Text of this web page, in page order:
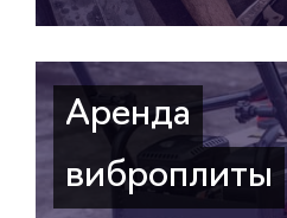
Аренда
виброплиты